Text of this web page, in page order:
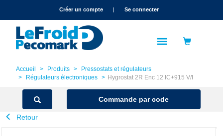
text.skipToNavigationCréer un compte | Se connecter
Accueil Produits
Pressostats et régulateurs
Régulateurs électroniques
Hygrostat 2R Enc 12 IC+915 V/I
Commande par code
Retour